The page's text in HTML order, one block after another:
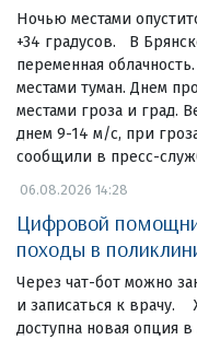
Ночью местами
+34 градусов. В
переменная
местами туман. Днем
местами гроза и град.
днем 9-14 м/с, при
сообщили в пресс-
06.08.2026 14:28
Цифровой
походы в
Через чат-бот можно
и записаться к врачу.
доступна новая опция